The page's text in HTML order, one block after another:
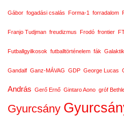
Gábor fogadási csalás Forma-1 forradalom
Franjo Tudjman freudizmus Frodó frontier
Futballgyilkosok futballtörténelem fák
Gandalf Ganz-MÁVAG GDP George Lucas
András Gerő Ernő Gintaro Aono gróf
Gyurcsány